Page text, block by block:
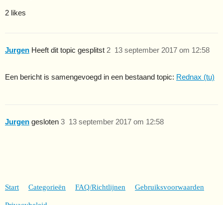
2 likes
Jurgen Heeft dit topic gesplitst 13 september 2017 om 12:58
2
Een bericht is samengevoegd in een bestaand topic: Rednax (tu)
Jurgen gesloten 13 september 2017 om 12:58
3
Start Categorieën FAQ/Richtlijnen Gebruiksvoorwaarden